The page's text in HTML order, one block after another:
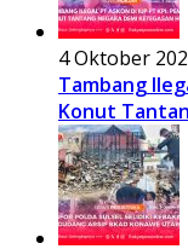
4 Oktober
Tambang
Konut